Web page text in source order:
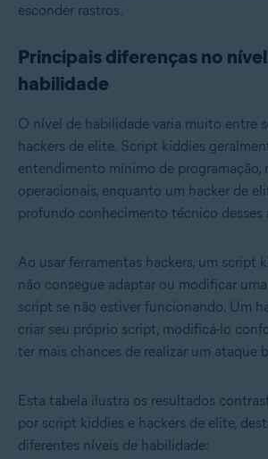
esconder rastros.
Principais diferenças no
habilidade
O nível de habilidade varia muito entre
hackers de elite. Script kiddies
entendimento mínimo de programação,
operacionais, enquanto um hacker de
profundo conhecimento técnico desses
Ao usar ferramentas hackers, um script
não consegue adaptar ou modificar
script se não estiver funcionando. Um
criar seu próprio script, modificá-lo
ter mais chances de realizar um ataque
Esta tabela ilustra os resultados
por script kiddies e hackers de elite,
diferentes níveis de habilidade: